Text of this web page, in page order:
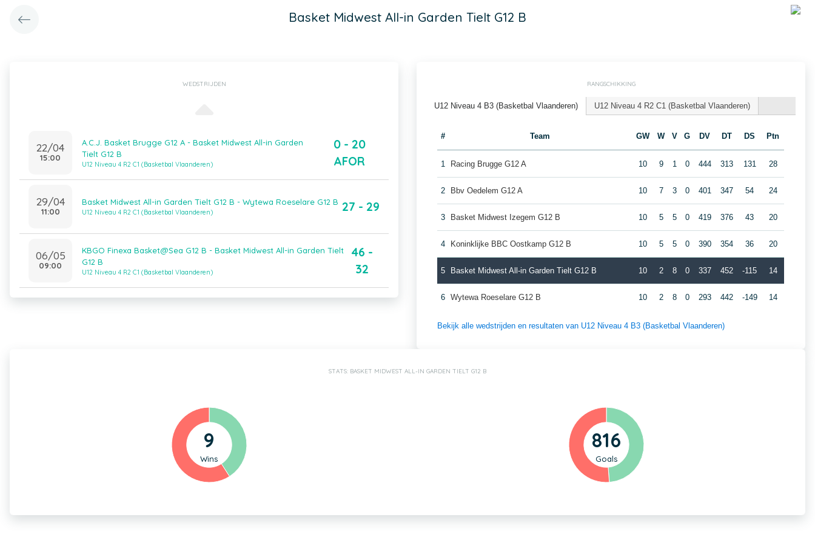
Basket Midwest All-in Garden Tielt G12 B
WEDSTRIJDEN
22/04
15:00
A.C.J. Basket Brugge G12 A - Basket Midwest All-in Garden
Tielt G12 B
U12 Niveau 4 R2 C1 (Basketbal Vlaanderen)
0 - 20
AFOR
29/04
11:00
Basket Midwest All-in Garden Tielt G12 B - Wytewa Roeselare G12 B
U12 Niveau 4 R2 C1 (Basketbal Vlaanderen) 27 - 29
06/05
09:00
KBGO Finexa Basket@Sea G12 B - Basket Midwest All-in Garden Tielt
G12 B
U12 Niveau 4 R2 C1 (Basketbal Vlaanderen)
46 -
32
RANGSCHIKKING
U12 Niveau 4 B3 (Basketbal Vlaanderen) U12 Niveau 4 R2 C1 (Basketbal Vlaanderen)
# Team GW W V G DV DT DS Ptn
1 Racing Brugge G12 A 10 9 1 0 444 313 131 28
2 Bbv Oedelem G12 A 10 7 3 0 401 347 54 24
3 Basket Midwest Izegem G12 B 10 5 5 0 419 376 43 20
4 Koninklijke BBC Oostkamp G12 B 10 5 5 0 390 354 36 20
5 Basket Midwest All-in Garden Tielt G12 B 10 2 8 0 337 452 -115 14
6 Wytewa Roeselare G12 B 10 2 8 0 293 442 -149 14
Bekijk alle wedstrijden en resultaten van U12 Niveau 4 B3 (Basketbal Vlaanderen)
STATS: BASKET MIDWEST ALL-IN GARDEN TIELT G12 B
9
Wins
816
Goals